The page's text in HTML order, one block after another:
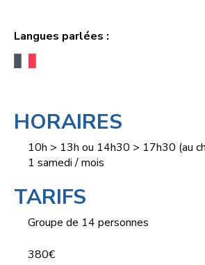
Langues parlées :
HORAIRES
10h > 13h ou 14h30 > 17h30 (au
1 samedi / mois
TARIFS
Groupe de 14 personnes
380€